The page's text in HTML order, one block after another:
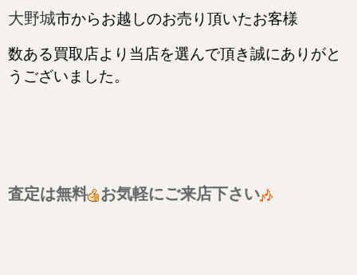
大野城市からお越しのお売り頂いたお客様
数ある買取店より当店を選んで頂き誠にありがと
うございました。
査定は無料 お気軽にご来店下さい